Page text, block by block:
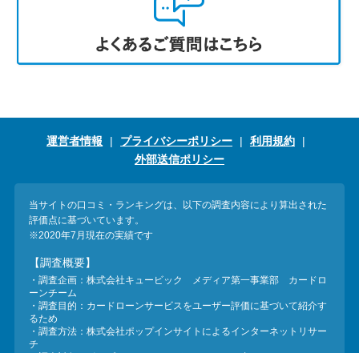
運営者情報 プライバシーポリシー
利用規約
外部送信ポリシー
当サイトの口コミ・ランキングは、以下の調査内容により算出された
評価点に基づいています。
※2020年7月現在の実績です
【調査概要】
・調査企画：株式会社キュービック メディア第一事業部 カードロ
ーンチーム
・調査目的：カードローンサービスをユーザー評価に基づいて紹介す
るため
・調査方法：株式会社ポップインサイトによるインターネットリサー
チ